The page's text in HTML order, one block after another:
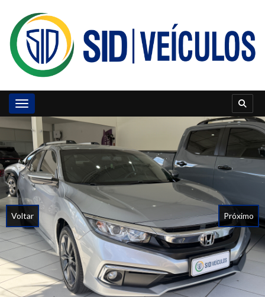
Toggle navigation
Voltar Próximo